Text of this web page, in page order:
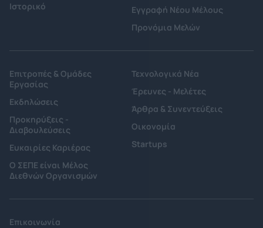
Ιστορικό
Εγγραφή Νέου Μέλους
Προνόμια Μελών
Επιτροπές & Ομάδες
Εργασίας
Εκδηλώσεις
Προκηρύξεις -
Διαβουλεύσεις
Ευκαιρίες Καριέρας
Ο ΣΕΠΕ είναι Μέλος
Διεθνών Οργανισμών
Τεχνολογικά Νέα
Έρευνες - Μελέτες
Άρθρα & Συνεντεύξεις
Οικονομία
Startups
Επικοινωνία